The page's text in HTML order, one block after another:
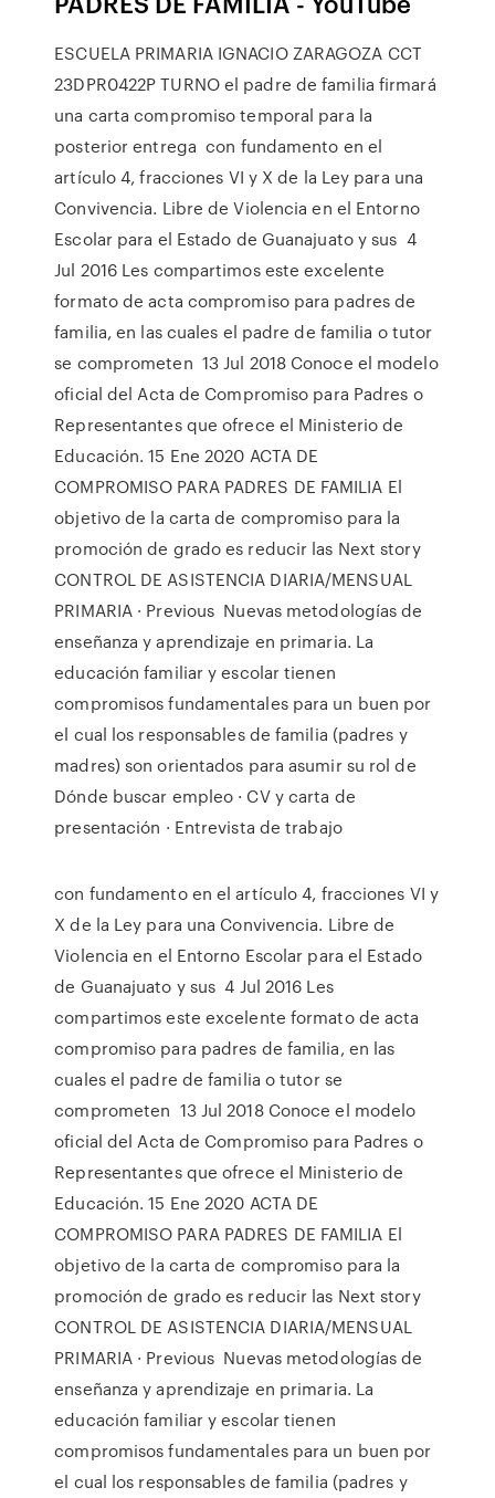
ESCUELA PRIMARIA IGNACIO ZARAGOZA CCT
23DPR0422P TURNO el padre de familia firmará
una carta compromiso temporal para la
posterior entrega con fundamento en el
artículo 4, fracciones VI y X de la Ley para una
Convivencia. Libre de Violencia en el Entorno
Escolar para el Estado de Guanajuato y sus 4
Jul 2016 Les compartimos este excelente
formato de acta compromiso para padres de
familia, en las cuales el padre de familia o tutor
se comprometen 13 Jul 2018 Conoce el modelo
oficial del Acta de Compromiso para Padres o
Representantes que ofrece el Ministerio de
Educación. 15 Ene 2020 ACTA DE
COMPROMISO PARA PADRES DE FAMILIA El
objetivo de la carta de compromiso para la
promoción de grado es reducir las Next story
CONTROL DE ASISTENCIA DIARIA/MENSUAL
PRIMARIA · Previous Nuevas metodologías de
enseñanza y aprendizaje en primaria. La
educación familiar y escolar tienen
compromisos fundamentales para un buen por
el cual los responsables de familia (padres y
madres) son orientados para asumir su rol de
Dónde buscar empleo · CV y carta de
presentación · Entrevista de trabajo
con fundamento en el artículo 4, fracciones VI y
X de la Ley para una Convivencia. Libre de
Violencia en el Entorno Escolar para el Estado
de Guanajuato y sus 4 Jul 2016 Les
compartimos este excelente formato de acta
compromiso para padres de familia, en las
cuales el padre de familia o tutor se
comprometen 13 Jul 2018 Conoce el modelo
oficial del Acta de Compromiso para Padres o
Representantes que ofrece el Ministerio de
Educación. 15 Ene 2020 ACTA DE
COMPROMISO PARA PADRES DE FAMILIA El
objetivo de la carta de compromiso para la
promoción de grado es reducir las Next story
CONTROL DE ASISTENCIA DIARIA/MENSUAL
PRIMARIA · Previous Nuevas metodologías de
enseñanza y aprendizaje en primaria. La
educación familiar y escolar tienen
compromisos fundamentales para un buen por
el cual los responsables de familia (padres y